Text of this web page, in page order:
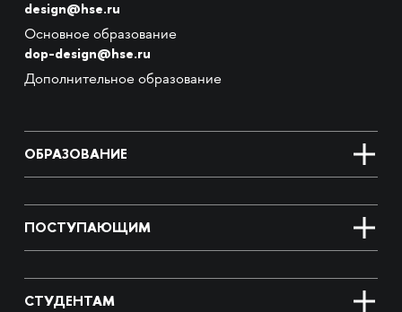
design@hse.ru
Основное образование
dop-design@hse.ru
Дополнительное образование
ОБРАЗОВАНИЕ
ПОСТУПАЮЩИМ
СТУДЕНТАМ